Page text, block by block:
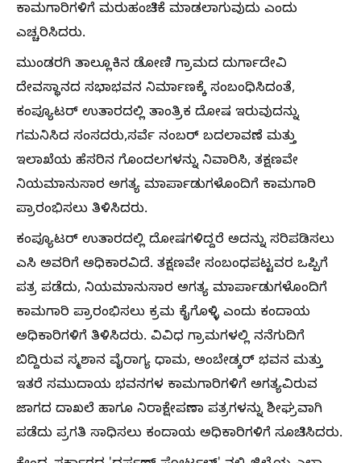
ಕಾಮಗಾರಿಗಳಿಗೆ ಮರುಹಂಚಿಕೆ ಮಾಡಲಾಗುವುದು ಎಂದು
ಎಚ್ಚರಿಸಿದರು.
ಮುಂಡರಗಿ ತಾಲ್ಲೂಕಿನ ಡೋಣಿ ಗ್ರಾಮದ ದುರ್ಗಾದೇವಿ
ದೇವಸ್ಥಾನದ ಸಭಾಭವನ ನಿರ್ಮಾಣಕ್ಕೆ ಸಂಬಂಧಿಸಿದಂತೆ,
ಕಂಪ್ಯೂಟರ್ ಉತಾರದಲ್ಲಿ ತಾಂತ್ರಿಕ ದೋಷ ಇರುವುದನ್ನು
ಗಮನಿಸಿದ ಸಂಸದರು,ಸರ್ವೆ ನಂಬರ್ ಬದಲಾವಣೆ ಮತ್ತು
ಇಲಾಖೆಯ ಹೆಸರಿನ ಗೊಂದಲಗಳನ್ನು ನಿವಾರಿಸಿ, ತಕ್ಷಣವೇ
ನಿಯಮಾನುಸಾರ ಅಗತ್ಯ ಮಾರ್ಪಾಡುಗಳೊಂದಿಗೆ ಕಾಮಗಾರಿ
ಪ್ರಾರಂಭಿಸಲು ತಿಳಿಸಿದರು.
ಕಂಪ್ಯೂಟರ್ ಉತಾರದಲ್ಲಿ ದೋಷಗಳಿದ್ದರೆ ಅದನ್ನು ಸರಿಪಡಿಸಲು
ಎಸಿ ಅವರಿಗೆ ಅಧಿಕಾರವಿದೆ. ತಕ್ಷಣವೇ ಸಂಬಂಧಪಟ್ಟವರ ಒಪ್ಪಿಗೆ
ಪತ್ರ ಪಡೆದು, ನಿಯಮಾನುಸಾರ ಅಗತ್ಯ ಮಾರ್ಪಾಡುಗಳೊಂದಿಗೆ
ಕಾಮಗಾರಿ ಪ್ರಾರಂಭಿಸಲು ಕ್ರಮ ಕೈಗೊಳ್ಳಿ ಎಂದು ಕಂದಾಯ
ಅಧಿಕಾರಿಗಳಿಗೆ ತಿಳಿಸಿದರು. ವಿವಿಧ ಗ್ರಾಮಗಳಲ್ಲಿ ನನೆಗುದಿಗೆ
ಬಿದ್ದಿರುವ ಸ್ಮಶಾನ ವೈರಾಗ್ಯ ಧಾಮ, ಅಂಬೇಡ್ಕರ್ ಭವನ ಮತ್ತು
ಇತರೆ ಸಮುದಾಯ ಭವನಗಳ ಕಾಮಗಾರಿಗಳಿಗೆ ಅಗತ್ಯವಿರುವ
ಜಾಗದ ದಾಖಲೆ ಹಾಗೂ ನಿರಾಕ್ಷೇಪಣಾ ಪತ್ರಗಳನ್ನು ಶೀಘ್ರವಾಗಿ
ಪಡೆದು ಪ್ರಗತಿ ಸಾಧಿಸಲು ಕಂದಾಯ ಅಧಿಕಾರಿಗಳಿಗೆ ಸೂಚಿಸಿದರು.